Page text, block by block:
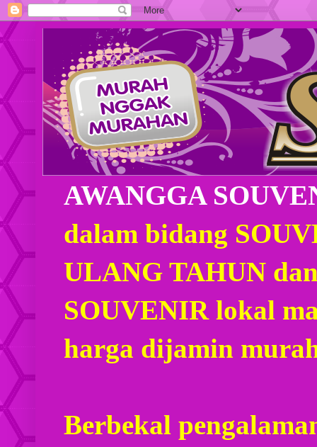
AWANGGA
dalam bidang
ULANG TAHUN
SOUVENIR lokal
harga dijamin
Berbekal